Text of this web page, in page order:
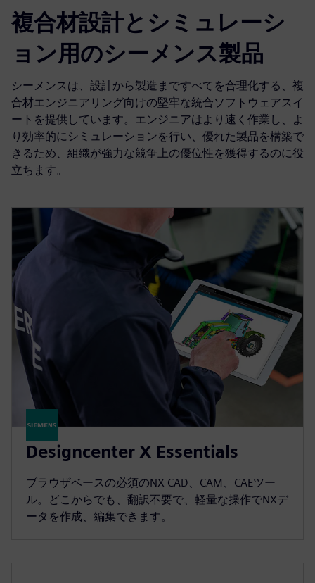
複合材設計とシミュレーシ
ョン用のシーメンス製品
シーメンスは、設計から製造まですべてを合理化する、複
合材エンジニアリング向けの堅牢な統合ソフトウェアスイ
ートを提供しています。エンジニアはより速く作業し、よ
り効率的にシミュレーションを行い、優れた製品を構築で
きるため、組織が強力な競争上の優位性を獲得するのに役
立ちます。
Designcenter X Essentials
ブラウザベースの必須のNX CAD、CAM、CAEツー
ル。どこからでも、翻訳不要で、軽量な操作でNXデ
ータを作成、編集できます。